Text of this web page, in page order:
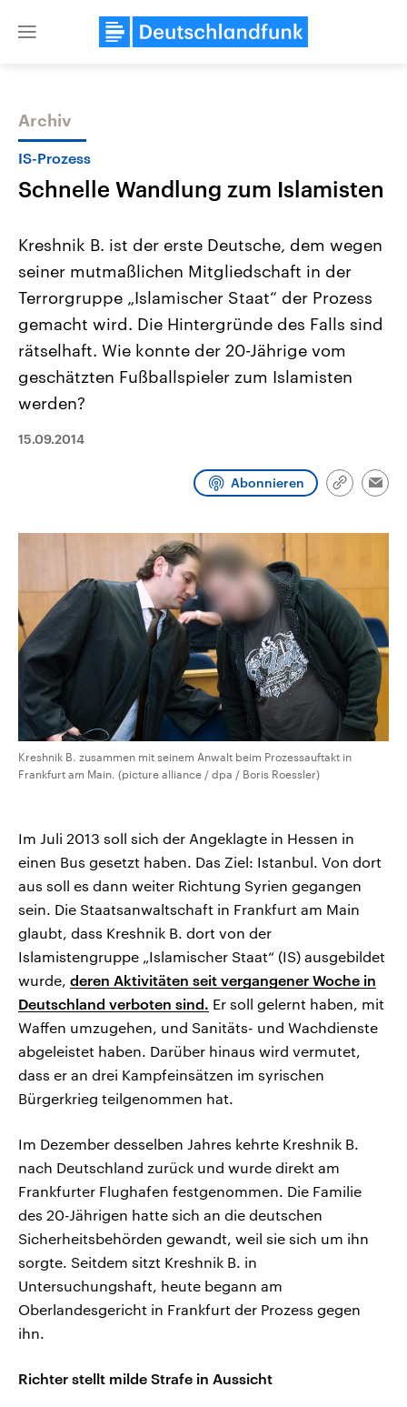
Close
Themen
Aktuelle Beiträge, Analysen und
Hintergründe
Wirtschaftlich und militärisch
gehören die Vereinigten Staaten zu
den mächtigsten Ländern der Erde,
mit großem Einfluss auf das
Nahostkonflikt
Aktuelle Lage und
Der Überfall der
Terrororganisation Hamas
Oktober 2023 auf Israel
Archiv
IS-Prozess
Schnelle Wandlung zum Islamisten
Kreshnik B. ist der erste Deutsche, dem wegen
seiner mutmaßlichen Mitgliedschaft in der
Terrorgruppe „Islamischer Staat“ der Prozess
gemacht wird. Die Hintergründe des Falls sind
rätselhaft. Wie konnte der 20-Jährige vom
geschätzten Fußballspieler zum Islamisten
werden?
15.09.2014
Abonnieren
Link
Kreshnik B. zusammen mit seinem Anwalt beim Prozessauftakt in
Frankfurt am Main. (picture alliance / dpa / Boris Roessler)
Im Juli 2013 soll sich der Angeklagte in Hessen in
einen Bus gesetzt haben. Das Ziel: Istanbul. Von dort
aus soll es dann weiter Richtung Syrien gegangen
sein. Die Staatsanwaltschaft in Frankfurt am Main
glaubt, dass Kreshnik B. dort von der
Islamistengruppe „Islamischer Staat“ (IS) ausgebildet
wurde, deren Aktivitäten seit vergangener Woche in
Deutschland verboten sind. Er soll gelernt haben, mit
Waffen umzugehen, und Sanitäts- und Wachdienste
abgeleistet haben. Darüber hinaus wird vermutet,
dass er an drei Kampfeinsätzen im syrischen
Bürgerkrieg teilgenommen hat.
Im Dezember desselben Jahres kehrte Kreshnik B.
nach Deutschland zurück und wurde direkt am
Frankfurter Flughafen festgenommen. Die Familie
des 20-Jährigen hatte sich an die deutschen
Sicherheitsbehörden gewandt, weil sie sich um ihn
sorgte. Seitdem sitzt Kreshnik B. in
Untersuchungshaft, heute begann am
Oberlandesgericht in Frankfurt der Prozess gegen
ihn.
Richter stellt milde Strafe in Aussicht